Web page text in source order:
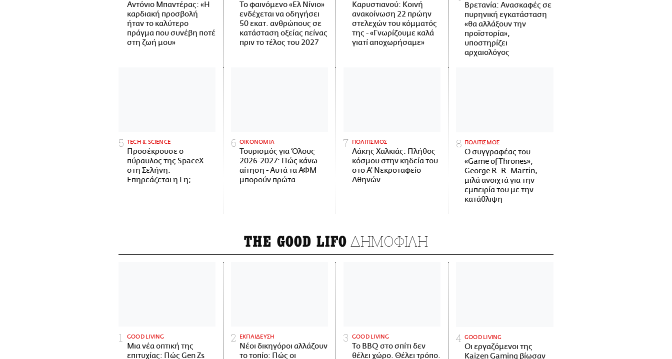
Αντόνιο Μπαντέρας: «Η
καρδιακή προσβολή
ήταν το καλύτερο
πράγμα που συνέβη ποτέ
στη ζωή μου»
Το φαινόμενο «Ελ Νίνιο»
ενδέχεται να οδηγήσει
50 εκατ. ανθρώπους σε
κατάσταση οξείας πείνας
πριν το τέλος του 2027
Καρυστιανού: Κοινή
ανακοίνωση 22 πρώην
στελεχών του κόμματός
της - «Γνωρίζουμε καλά
γιατί αποχωρήσαμε»
Βρετανία: Ανασκαφές σε
πυρηνική εγκατάσταση
«θα αλλάξουν την
προϊστορία»,
υποστηρίζει
αρχαιολόγος
ΤECH & SCIENCE
Προσέκρουσε ο
πύραυλος της SpaceX
στη Σελήνη:
Επηρεάζεται η Γη;
ΟΙΚΟΝΟΜΙΑ
Τουρισμός για Όλους
2026-2027: Πώς κάνω
αίτηση - Αυτά τα ΑΦΜ
μπορούν πρώτα
ΠΟΛΙΤΙΣΜΟΣ
Λάκης Χαλκιάς: Πλήθος
κόσμου στην κηδεία του
στο Α' Νεκροταφείο
Αθηνών
ΠΟΛΙΤΙΣΜΟΣ
Ο συγγραφέας του
«Game of Thrones»,
George R. R. Martin,
μιλά ανοιχτά για την
εμπειρία του με την
κατάθλιψη
THE GOOD LIFO ΔΗΜΟΦΙΛΗ
GOOD LIVING
Μια νέα οπτική της
επιτυχίας: Πώς Gen Zs
ΕΚΠΑΙΔΕΥΣΗ
Νέοι δικηγόροι αλλάζουν
το τοπίο: Πώς οι
GOOD LIVING
Το BBQ στο σπίτι δεν
θέλει χώρο. Θέλει τρόπο.
GOOD LIVING
Οι εργαζόμενοι της
Kaizen Gaming βίωσαν